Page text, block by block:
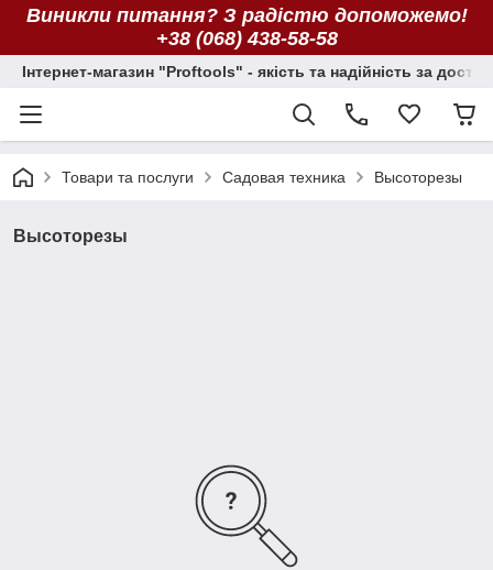
Виникли питання? З радістю допоможемо!
+38 (068) 438-58-58
Інтернет-магазин "Proftools" - якість та надійність за
Товари та послуги Садовая техника Высоторезы
Высоторезы